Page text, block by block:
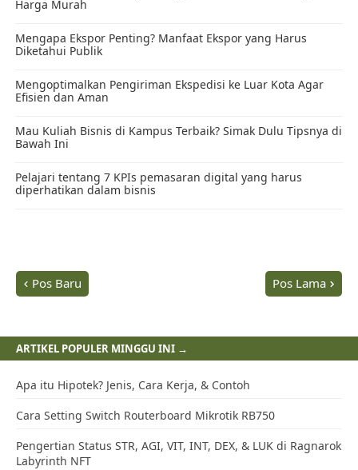
Pos Baru Pos Lama
ARTIKEL POPULER MINGGU INI →
Apa itu Hipotek? Jenis, Cara Kerja, & Contoh
Cara Setting Switch Routerboard Mikrotik RB750
Pengertian Status STR, AGI, VIT, INT, DEX, & LUK di Ragnarok
Labyrinth NFT